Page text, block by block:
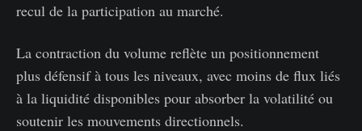
recul de la participation au marché.
La contraction du volume reflète un positionnement
plus défensif à tous les niveaux, avec moins de flux liés
à la liquidité disponibles pour absorber la volatilité ou
soutenir les mouvements directionnels.